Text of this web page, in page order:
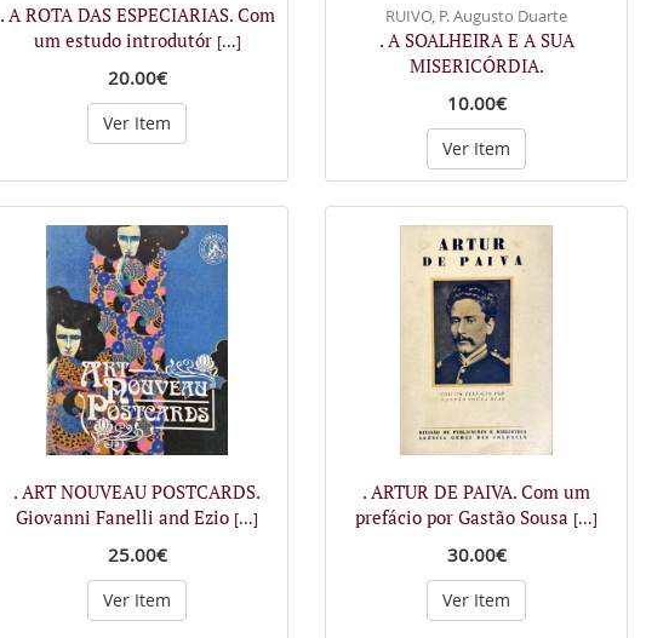
. A ROTA DAS ESPECIARIAS. Com
um estudo introdutór [...]
20.00€
Ver Item
RUIVO, P. Augusto Duarte
. A SOALHEIRA E A SUA
MISERICÓRDIA.
10.00€
Ver Item
. ART NOUVEAU POSTCARDS.
Giovanni Fanelli and Ezio [...]
25.00€
Ver Item
. ARTUR DE PAIVA. Com um
prefácio por Gastão Sousa [...]
30.00€
Ver Item